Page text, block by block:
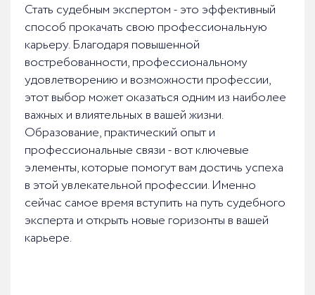
Стать судебным экспертом - это эффективный
способ прокачать свою профессиональную
карьеру. Благодаря повышенной
востребованности, профессиональному
удовлетворению и возможности профессии,
этот выбор может оказаться одним из наиболее
важных и влиятельных в вашей жизни.
Образование, практический опыт и
профессиональные связи - вот ключевые
элементы, которые помогут вам достичь успеха
в этой увлекательной профессии. Именно
сейчас самое время вступить на путь судебного
эксперта и открыть новые горизонты в вашей
карьере.